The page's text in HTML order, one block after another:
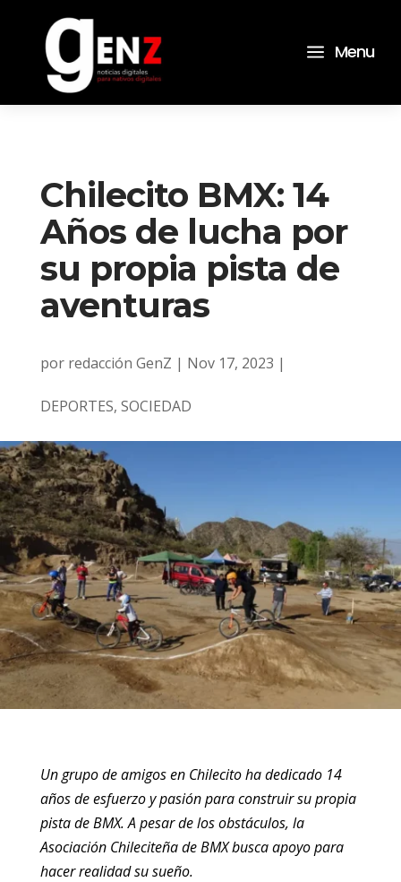
a Menu
Chilecito BMX: 14
Años de lucha por
su propia pista de
aventuras
por redacción GenZ | Nov 17, 2023 |
DEPORTES, SOCIEDAD
Un grupo de amigos en Chilecito ha dedicado 14
años de esfuerzo y pasión para construir su propia
pista de BMX. A pesar de los obstáculos, la
Asociación Chileciteña de BMX busca apoyo para
hacer realidad su sueño.